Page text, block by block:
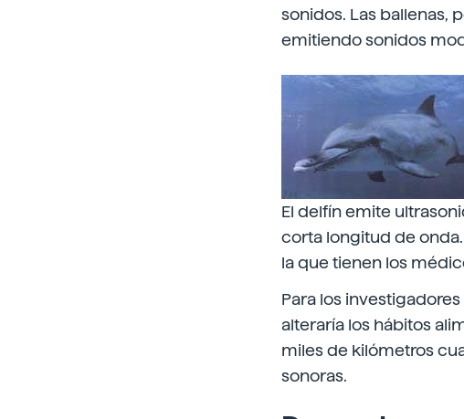
sonidos. Las ballenas,
emitiendo sonidos
El delfín emite
corta longitud de
la que tienen los
Para los
alteraría los hábitos
miles de kilómetros
sonoras.